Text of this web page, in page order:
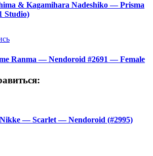
& Kagamihara Nadeshiko — Prisma
Studio)
Ranma — Nendoroid #2691 — Female
— Scarlet — Nendoroid (#2995)